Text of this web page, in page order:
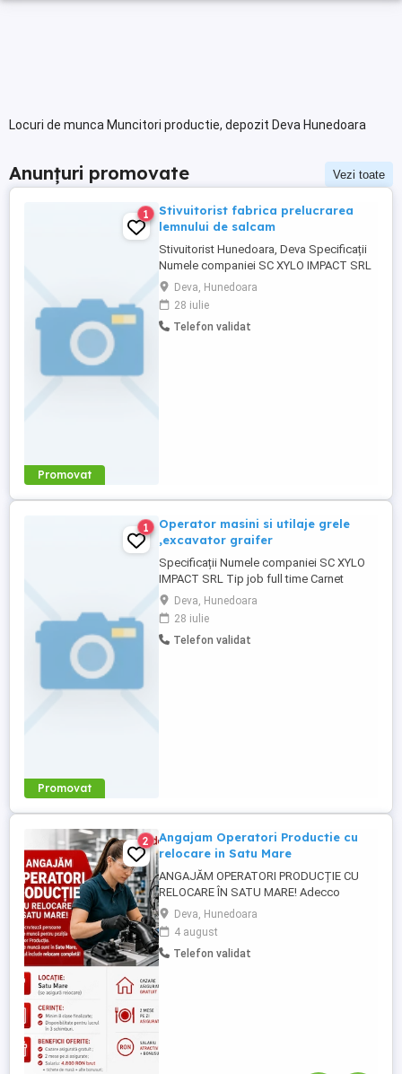
Locuri de munca Muncitori productie, depozit Deva Hunedoara
Anunțuri promovate Vezi toate
Promovat
1
Stivuitorist fabrica prelucrarea
lemnului de salcam
Stivuitorist Hunedoara, Deva Specificații
Numele companiei SC XYLO IMPACT SRL
Tip job full time Carnet conducere B
Descriere SC XYLO IMPACT SRL
ANGAJEAZA STIVUITORIST
RESPONSAILITATI: - Incarcarea si
Deva, Hunedoara
28 iulie
Telefon validat
Promovat
1
Operator masini si utilaje grele
,excavator graifer
Specificații Numele companiei SC XYLO
IMPACT SRL Tip job full time Carnet
conducere B Locuri vacante 4 Descriere
SC XYLO IMPACT SRL ANGAJEAZA SI
OPERATOR MASINI SI UTILAJE GRELE
RESPONSAILITATI: - Operarea utilajelor
Deva, Hunedoara
28 iulie
Telefon validat
2
Angajam Operatori Productie cu
relocare in Satu Mare
ANGAJĂM OPERATORI PRODUCȚIE CU
RELOCARE ÎN SATU MARE! Adecco
Romania angajează persoane dornice de
muncă pentru poziția de Operator
Producție. Locurile de muncă sunt în Satu
Mare, iar pachetul include relocare
Deva, Hunedoara
4 august
Telefon validat